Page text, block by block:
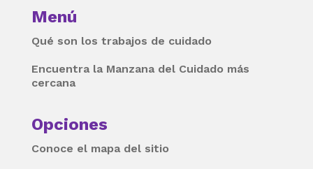
Menú
Qué son los trabajos de cuidado
Encuentra la Manzana del Cuidado más
cercana
Opciones
Conoce el mapa del sitio